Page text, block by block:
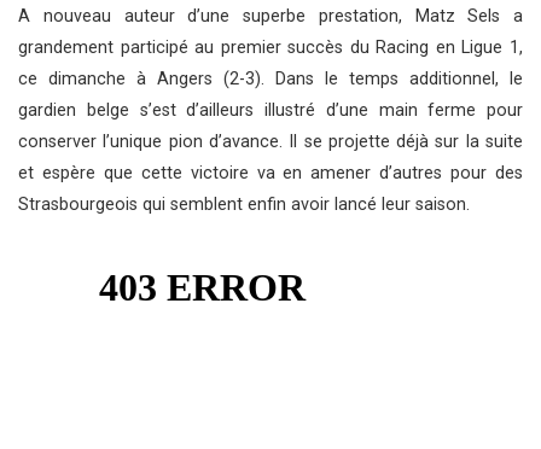
A nouveau auteur d’une superbe prestation, Matz Sels a
grandement participé au premier succès du Racing en Ligue 1,
ce dimanche à Angers (2-3). Dans le temps additionnel, le
gardien belge s’est d’ailleurs illustré d’une main ferme pour
conserver l’unique pion d’avance. Il se projette déjà sur la suite
et espère que cette victoire va en amener d’autres pour des
Strasbourgeois qui semblent enfin avoir lancé leur saison.